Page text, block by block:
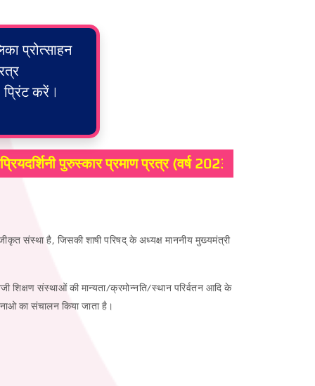
प्रोत्साहन
करें |
पुरुस्कार प्रमाण प्रत्र (वर्ष 2023-24, 2024-25)
संस्था है, जिसकी शाषी परिषद् के अध्यक्ष माननीय मुख्यमंत्री
शिक्षण संस्थाओं की मान्यता/क्रमोन्नति/स्थान परिर्वतन आदि के
का संचालन किया जाता है।